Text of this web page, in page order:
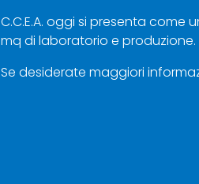
C.C.E.A. oggi si presenta come
mq di laboratorio e produzione.
Se desiderate maggiori